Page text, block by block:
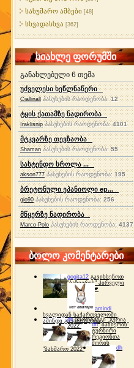
სახუმარო ამბები [48]
სხვადასხვა [362]
სიახლე ფორუმში
განახლებული 6 თემა
უძველესი ხეწლნაწერი
Ciallinall პასუხების რაოდენობა:12
ტყის ქათამზე ნადირობა
Iraklisnip პასუხების რაოდენობა: 4101
მტკვარზე თევზაობა
Shaman პასუხების რაოდენობა:55
სასტენდო სროლა ...
akson777 პასუხების რაოდენობა:195
ბრეტონული ეპანიოლი ep...
gio90 პასუხების რაოდენობა:256
მწყერზე ნადირობა
Marco-Polo პასუხების რაოდენობა:4137
ბოლო კომენტარები
gogita12 გავიხსენოთ
"ბაზიერის" პირველი
ტურნირი ❤
amindi
ხვალიდან საქართველოში
ამინდი გაუარესდება
dh სპორტინგი "გურია
2022"
dh "ბაზიერის"
ტურნირი
რეგიონთა
შორის
"ბახმარო 2022"
dh